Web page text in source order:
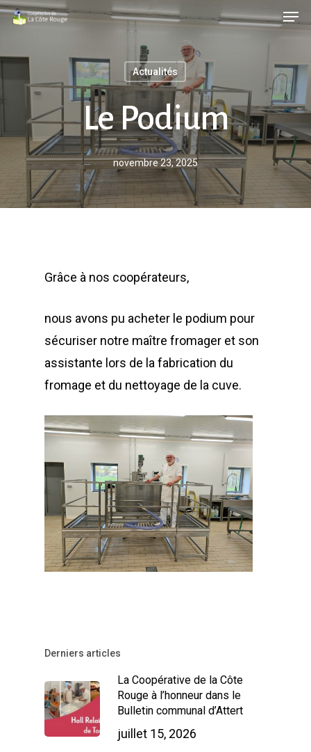
Skip
main
content
Actualités
Le Podium
novembre 23, 2025
Grâce à nos coopérateurs,
nous avons pu acheter le podium pour
sécuriser notre maître fromager et son
assistante lors de la fabrication du
fromage et du nettoyage de la cuve.
Derniers articles
La Coopérative de la Côte
Rouge à l’honneur dans le
Bulletin communal d’Attert
juillet 15, 2026